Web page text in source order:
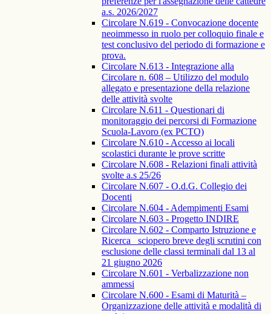
a.s. 2026/2027
Circolare N.619 - Convocazione docente
neoimmesso in ruolo per colloquio finale e
test conclusivo del periodo di formazione e
prova.
Circolare N.613 - Integrazione alla
Circolare n. 608 – Utilizzo del modulo
allegato e presentazione della relazione
delle attività svolte
Circolare N.611 - Questionari di
monitoraggio dei percorsi di Formazione
Scuola-Lavoro (ex PCTO)
Circolare N.610 - Accesso ai locali
scolastici durante le prove scritte
Circolare N.608 - Relazioni finali attività
svolte a.s 25/26
Circolare N.607 - O.d.G. Collegio dei
Docenti
Circolare N.604 - Adempimenti Esami
Circolare N.603 - Progetto INDIRE
Circolare N.602 - Comparto Istruzione e
Ricerca_ sciopero breve degli scrutini con
esclusione delle classi terminali dal 13 al
21 giugno 2026
Circolare N.601 - Verbalizzazione non
ammessi
Circolare N.600 - Esami di Maturità –
Organizzazione delle attività e modalità di